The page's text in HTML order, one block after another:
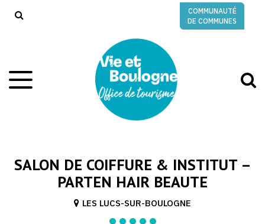
COMMUNAUTÉ
DE COMMUNES
Aller
à
SALON DE COIFFURE & INSTITUT –
PARTEN HAIR BEAUTE
LES LUCS-SUR-BOULOGNE